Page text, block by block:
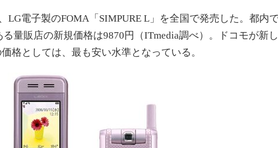
LG電子製のFOMA「SIMPURE L」を全国で発売した。都内
量販店の新規価格は9870円（ITmedia調べ）。ドコモが新し
格としては、最も安い水準となっている。